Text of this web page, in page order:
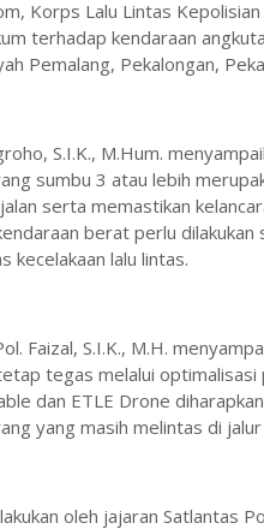
Korps Lalu Lintas
terhadap kendaraan
Pemalang, Pekalongan,
S.I.K., M.Hum.
sumbu 3 atau lebih
serta memastikan
berat perlu
kecelakaan lalu lintas.
Faizal, S.I.K., M.H.
tegas melalui
dan ETLE Drone
yang masih melintas di
oleh jajaran Satlantas